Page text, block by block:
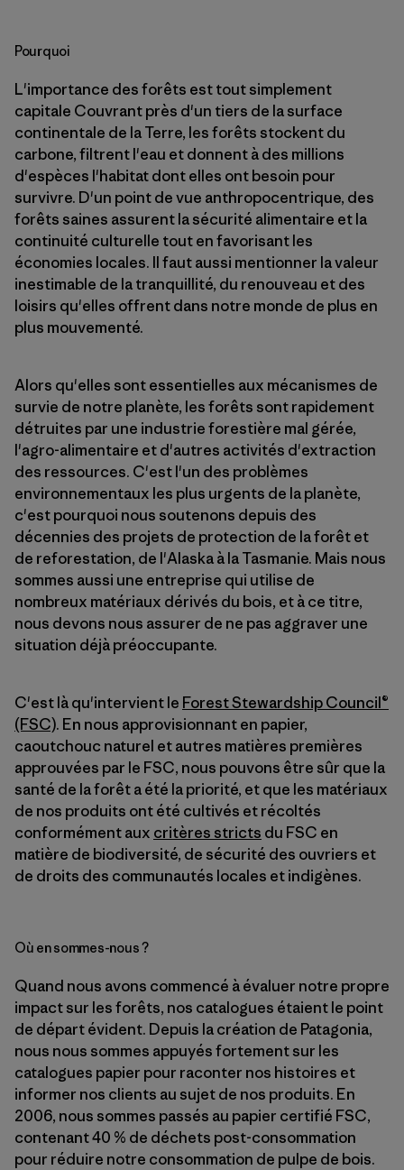
Pourquoi
L'importance des forêts est tout simplement
capitale Couvrant près d'un tiers de la surface
continentale de la Terre, les forêts stockent du
carbone, filtrent l'eau et donnent à des millions
d'espèces l'habitat dont elles ont besoin pour
survivre. D'un point de vue anthropocentrique, des
forêts saines assurent la sécurité alimentaire et la
continuité culturelle tout en favorisant les
économies locales. Il faut aussi mentionner la valeur
inestimable de la tranquillité, du renouveau et des
loisirs qu'elles offrent dans notre monde de plus en
plus mouvementé.
Alors qu'elles sont essentielles aux mécanismes de
survie de notre planète, les forêts sont rapidement
détruites par une industrie forestière mal gérée,
l'agro-alimentaire et d'autres activités d'extraction
des ressources. C'est l'un des problèmes
environnementaux les plus urgents de la planète,
c'est pourquoi nous soutenons depuis des
décennies des projets de protection de la forêt et
de reforestation, de l'Alaska à la Tasmanie. Mais nous
sommes aussi une entreprise qui utilise de
nombreux matériaux dérivés du bois, et à ce titre,
nous devons nous assurer de ne pas aggraver une
situation déjà préoccupante.
C'est là qu'intervient le Forest Stewardship Council®
(FSC). En nous approvisionnant en papier,
caoutchouc naturel et autres matières premières
approuvées par le FSC, nous pouvons être sûr que la
santé de la forêt a été la priorité, et que les matériaux
de nos produits ont été cultivés et récoltés
conformément aux critères stricts du FSC en
matière de biodiversité, de sécurité des ouvriers et
de droits des communautés locales et indigènes.
Où en sommes-nous ?
Quand nous avons commencé à évaluer notre propre
impact sur les forêts, nos catalogues étaient le point
de départ évident. Depuis la création de Patagonia,
nous nous sommes appuyés fortement sur les
catalogues papier pour raconter nos histoires et
informer nos clients au sujet de nos produits. En
2006, nous sommes passés au papier certifié FSC,
contenant 40 % de déchets post-consommation
pour réduire notre consommation de pulpe de bois.